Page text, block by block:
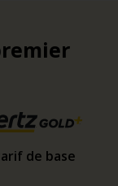
de base